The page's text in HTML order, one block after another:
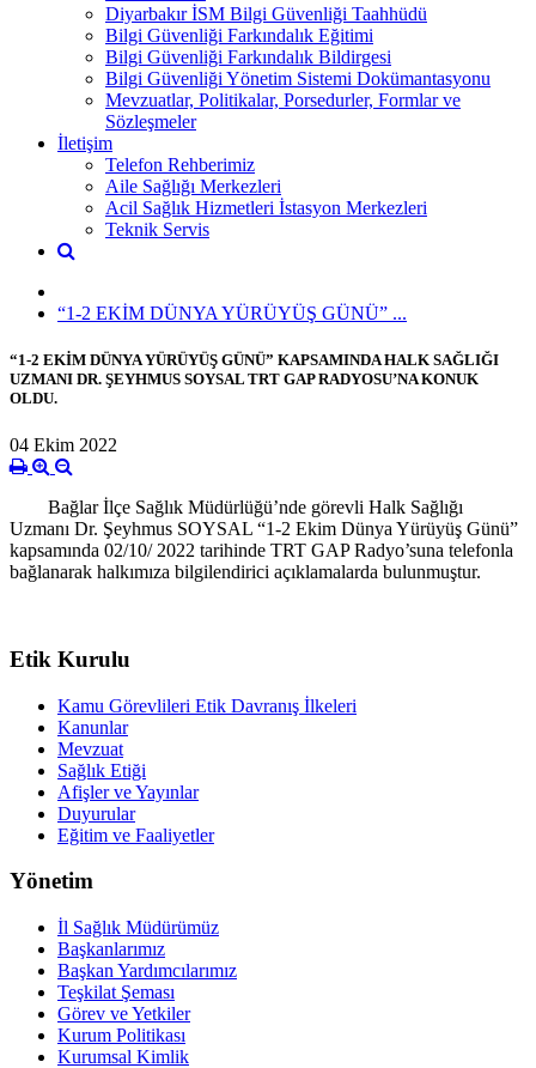
Diyarbakır İSM Bilgi Güvenliği Taahhüdü
Bilgi Güvenliği Farkındalık Eğitimi
Bilgi Güvenliği Farkındalık Bildirgesi
Bilgi Güvenliği Yönetim Sistemi Dokümantasyonu
Mevzuatlar, Politikalar, Porsedurler, Formlar ve
Sözleşmeler
İletişim
Telefon Rehberimiz
Aile Sağlığı Merkezleri
Acil Sağlık Hizmetleri İstasyon Merkezleri
Teknik Servis
“1-2 EKİM DÜNYA YÜRÜYÜŞ GÜNÜ” ...
“1-2 EKİM DÜNYA YÜRÜYÜŞ GÜNÜ” KAPSAMINDA HALK SAĞLIĞI
UZMANI DR. ŞEYHMUS SOYSAL TRT GAP RADYOSU’NA KONUK
OLDU.
04 Ekim 2022
Bağlar İlçe Sağlık Müdürlüğü’nde görevli Halk Sağlığı
Uzmanı Dr. Şeyhmus SOYSAL “1-2 Ekim Dünya Yürüyüş Günü”
kapsamında 02/10/ 2022 tarihinde TRT GAP Radyo’suna telefonla
bağlanarak halkımıza bilgilendirici açıklamalarda bulunmuştur.
Etik Kurulu
Kamu Görevlileri Etik Davranış İlkeleri
Kanunlar
Mevzuat
Sağlık Etiği
Afişler ve Yayınlar
Duyurular
Eğitim ve Faaliyetler
Yönetim
İl Sağlık Müdürümüz
Başkanlarımız
Başkan Yardımcılarımız
Teşkilat Şeması
Görev ve Yetkiler
Kurum Politikası
Kurumsal Kimlik